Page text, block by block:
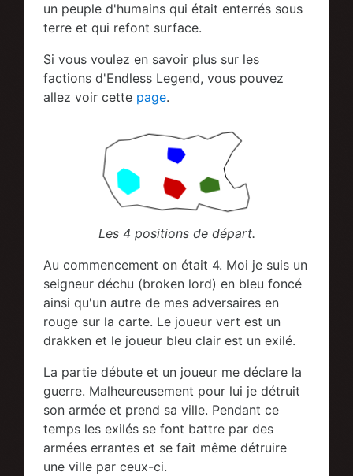
un peuple d'humains qui était enterrés sous
terre et qui refont surface.
Si vous voulez en savoir plus sur les
factions d'Endless Legend, vous pouvez
allez voir cette page.
Les 4 positions de départ.
Au commencement on était 4. Moi je suis un
seigneur déchu (broken lord) en bleu foncé
ainsi qu'un autre de mes adversaires en
rouge sur la carte. Le joueur vert est un
drakken et le joueur bleu clair est un exilé.
La partie débute et un joueur me déclare la
guerre. Malheureusement pour lui je détruit
son armée et prend sa ville. Pendant ce
temps les exilés se font battre par des
armées errantes et se fait même détruire
une ville par ceux-ci.